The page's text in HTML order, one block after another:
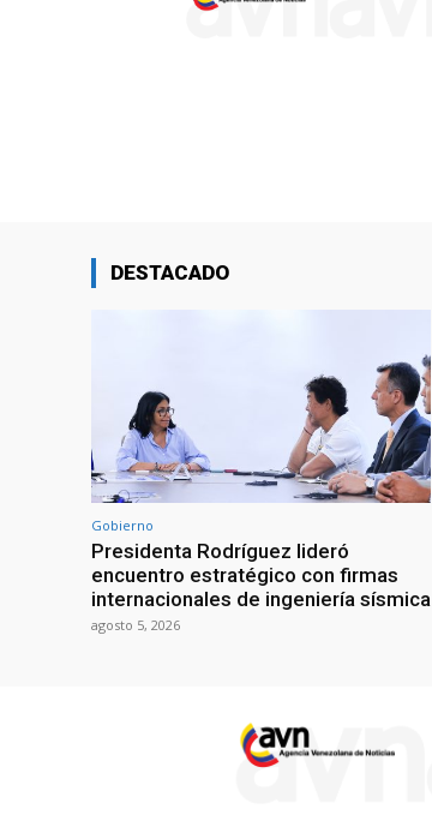
DESTACADO
Gobierno
Presidenta Rodríguez lideró
encuentro estratégico con firmas
internacionales de ingeniería sísmica
agosto 5, 2026